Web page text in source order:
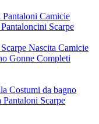
Pantaloni Camicie
Pantaloncini Scarpe
Scarpe Nascita Camicie
Gonne Completi
Costumi da bagno
Pantaloni Scarpe